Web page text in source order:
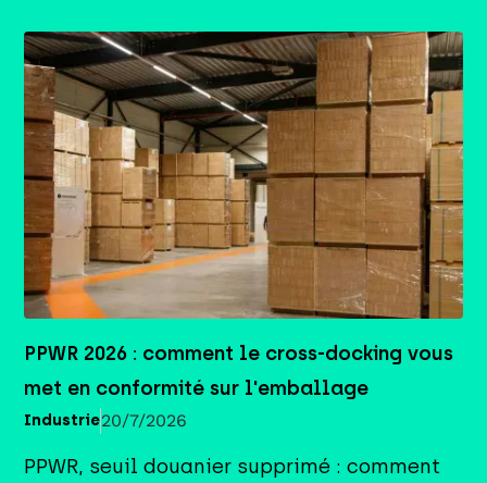
PPWR 2026 : comment le cross-docking vous
met en conformité sur l'emballage
Industrie20/7/2026
PPWR, seuil douanier supprimé : comment